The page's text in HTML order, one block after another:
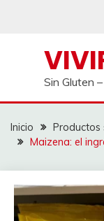
Sin Gluten
Inicio
Productos
Maizena: el